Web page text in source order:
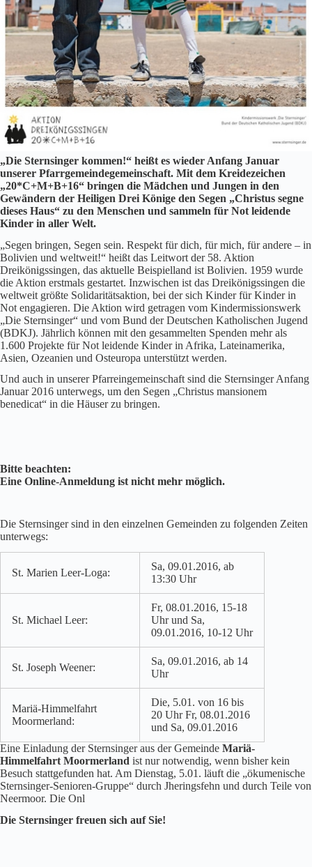
„Die Sternsinger kommen!“ heißt es wieder Anfang Januar
unserer Pfarrgemeindegemeinschaft. Mit dem Kreidezeichen
„20*C+M+B+16“ bringen die Mädchen und Jungen in den
Gewändern der Heiligen Drei Könige den Segen „Christus segne
dieses Haus“ zu den Menschen und sammeln für Not leidende
Kinder in aller Welt.
„Segen bringen, Segen sein. Respekt für dich, für mich, für andere – in
Bolivien und weltweit!“ heißt das Leitwort der 58. Aktion
Dreikönigssingen, das aktuelle Beispielland ist Bolivien. 1959 wurde
die Aktion erstmals gestartet. Inzwischen ist das Dreikönigssingen die
weltweit größte Solidaritätsaktion, bei der sich Kinder für Kinder in
Not engagieren. Die Aktion wird getragen vom Kindermissionswerk
„Die Sternsinger“ und vom Bund der Deutschen Katholischen Jugend
(BDKJ). Jährlich können mit den gesammelten Spenden mehr als
1.600 Projekte für Not leidende Kinder in Afrika, Lateinamerika,
Asien, Ozeanien und Osteuropa unterstützt werden.
Und auch in unserer Pfarreingemeinschaft sind die Sternsinger Anfang
Januar 2016 unterwegs, um den Segen „Christus mansionem
benedicat“ in die Häuser zu bringen.
Bitte beachten:
Eine Online-Anmeldung ist nicht mehr möglich.
Die Sternsinger sind in den einzelnen Gemeinden zu folgenden Zeiten
unterwegs:
St. Marien Leer-Loga:
Sa, 09.01.2016, ab
13:30 Uhr
St. Michael Leer:
Fr, 08.01.2016, 15-18
Uhr und Sa,
09.01.2016, 10-12 Uhr
St. Joseph Weener:
Sa, 09.01.2016, ab 14
Uhr
Mariä-Himmelfahrt
Moormerland:
Die, 5.01. von 16 bis
20 Uhr Fr, 08.01.2016
und Sa, 09.01.2016
Eine Einladung der Sternsinger aus der Gemeinde Mariä-
Himmelfahrt Moormerland ist nur notwendig, wenn bisher kein
Besuch stattgefunden hat. Am Dienstag, 5.01. läuft die „ökumenische
Sternsinger-Senioren-Gruppe“ durch Jheringsfehn und durch Teile von
Neermoor. Die Onl
Die Sternsinger freuen sich auf Sie!